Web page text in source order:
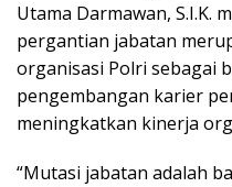
Utama Darmawan, S.I.K.
pergantian jabatan
organisasi Polri sebagai
pengembangan karier
meningkatkan kinerja
“Mutasi jabatan adalah